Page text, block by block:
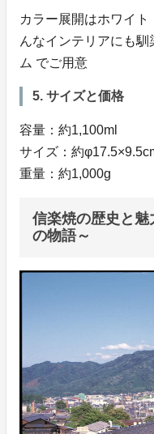
カラー展開はホワイ
んなインテリアにも
ム でご用意
5. サイズと価格
容量：約1,100ml
サイズ：約
重量：約1,000g
信楽焼の歴史と
の物語～